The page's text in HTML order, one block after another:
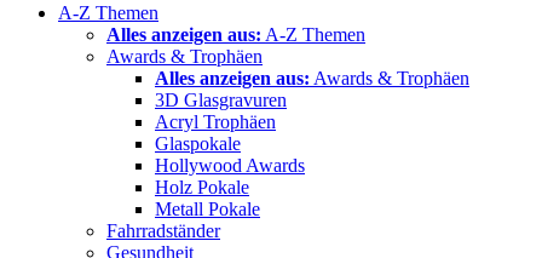
A-Z Themen
Alles anzeigen aus: A-Z Themen
Awards & Trophäen
Alles anzeigen aus: Awards & Trophäen
3D Glasgravuren
Acryl Trophäen
Glaspokale
Hollywood Awards
Holz Pokale
Metall Pokale
Fahrradständer
Gesundheit